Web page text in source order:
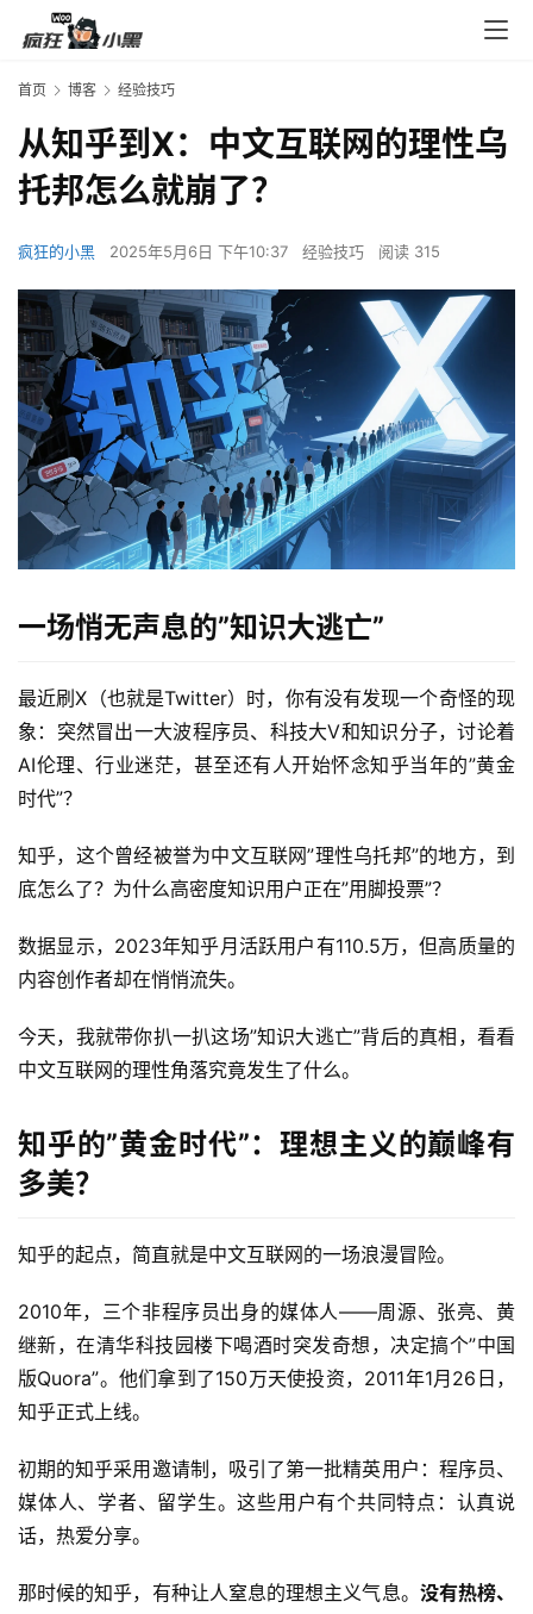
首页 博客 经验技巧
从知乎到X：中文互联网的理性乌
托邦怎么就崩了？
疯狂的小黑 2025年5月6日 下午10:37 经验技巧 阅读 315
一场悄无声息的”知识大逃亡”
最近刷X（也就是Twitter）时，你有没有发现一个奇怪的现
象：突然冒出一大波程序员、科技大V和知识分子，讨论着
AI伦理、行业迷茫，甚至还有人开始怀念知乎当年的”黄金
时代”？
知乎，这个曾经被誉为中文互联网”理性乌托邦”的地方，到
底怎么了？为什么高密度知识用户正在”用脚投票”？
数据显示，2023年知乎月活跃用户有110.5万，但高质量的
内容创作者却在悄悄流失。
今天，我就带你扒一扒这场”知识大逃亡”背后的真相，看看
中文互联网的理性角落究竟发生了什么。
知乎的”黄金时代”：理想主义的巅峰有
多美？
知乎的起点，简直就是中文互联网的一场浪漫冒险。
2010年，三个非程序员出身的媒体人——周源、张亮、黄
继新，在清华科技园楼下喝酒时突发奇想，决定搞个”中国
版Quora”。他们拿到了150万天使投资，2011年1月26日，
知乎正式上线。
初期的知乎采用邀请制，吸引了第一批精英用户：程序员、
媒体人、学者、留学生。这些用户有个共同特点：认真说
话，热爱分享。
那时候的知乎，有种让人窒息的理想主义气息。 没有热榜、